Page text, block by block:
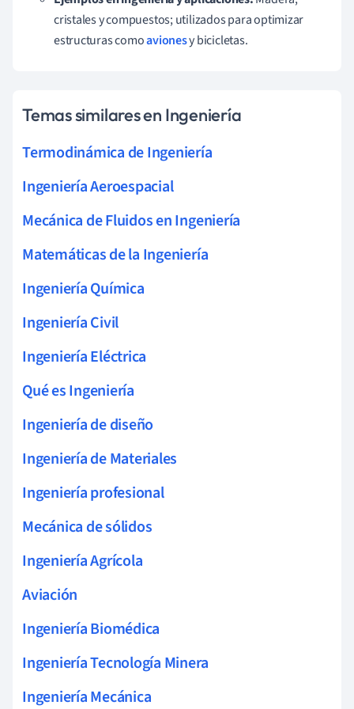
cristales y compuestos; utilizados para optimizar
estructuras comoavionesy bicicletas.
Temas similares en Ingeniería
Termodinámica de Ingeniería
Ingeniería Aeroespacial
Mecánica de Fluidos en Ingeniería
Matemáticas de la Ingeniería
Ingeniería Química
Ingeniería Civil
Ingeniería Eléctrica
Qué es Ingeniería
Ingeniería de diseño
Ingeniería de Materiales
Ingeniería profesional
Mecánica de sólidos
Ingeniería Agrícola
Aviación
Ingeniería Biomédica
Ingeniería Tecnología Minera
Ingeniería Mecánica